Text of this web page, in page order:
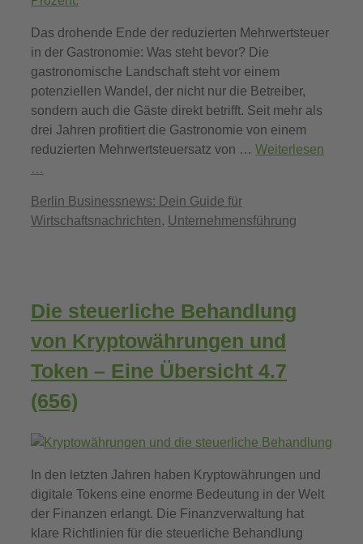
Das drohende Ende der reduzierten Mehrwertsteuer
in der Gastronomie: Was steht bevor? Die
gastronomische Landschaft steht vor einem
potenziellen Wandel, der nicht nur die Betreiber,
sondern auch die Gäste direkt betrifft. Seit mehr als
drei Jahren profitiert die Gastronomie von einem
reduzierten Mehrwertsteuersatz von … Weiterlesen
…
Kategorien
Berlin Businessnews: Dein Guide für
Wirtschaftsnachrichten, Unternehmensführung
Die steuerliche Behandlung
von Kryptowährungen und
Token – Eine Übersicht 4.7
(656)
In den letzten Jahren haben Kryptowährungen und
digitale Tokens eine enorme Bedeutung in der Welt
der Finanzen erlangt. Die Finanzverwaltung hat
klare Richtlinien für die steuerliche Behandlung